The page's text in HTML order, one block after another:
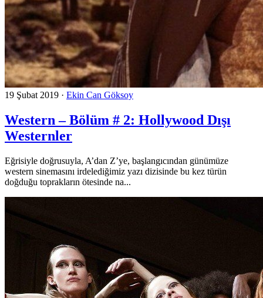
19 Şubat 2019 · Ekin Can Göksoy
Western – Bölüm # 2: Hollywood Dışı
Westernler
Eğrisiyle doğrusuyla, A’dan Z’ye, başlangıcından günümüze
western sinemasını irdelediğimiz yazı dizisinde bu kez türün
doğduğu toprakların ötesinde na...